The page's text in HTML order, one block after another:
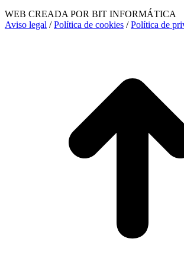
WEB CREADA POR BIT INFORMÁTICA
Aviso legal /Política de cookies /Política de